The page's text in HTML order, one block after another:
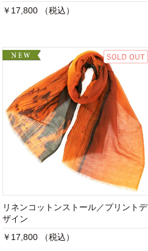
￥17,800 （税込）
リネンコットンストール／プリントデ
ザイン
￥17,800 （税込）